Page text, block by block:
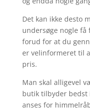
Det kan ikke desto
undersøge nogle
forud for at du
er velinformeret til
pris.
Man skal alligevel
butik tilbyder bedst
anses for